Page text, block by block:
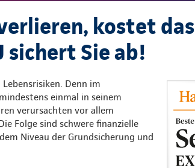
kostet das
sichert Sie ab!
Denn im
einmal in seinem
verursachten vor allem
Folge sind schwere finanzielle
Niveau der Grundsicherung und